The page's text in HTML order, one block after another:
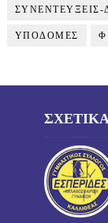
ΣΥΝΕΝΤΕΥΞΕΙΣ-
ΥΠΟΔΟΜΕΣ Φ
ΣΧΕΤΙΚΑ